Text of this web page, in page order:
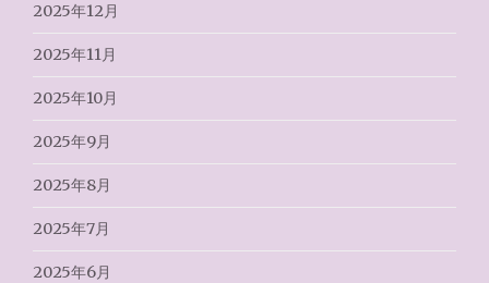
2025年12月
2025年11月
2025年10月
2025年9月
2025年8月
2025年7月
2025年6月